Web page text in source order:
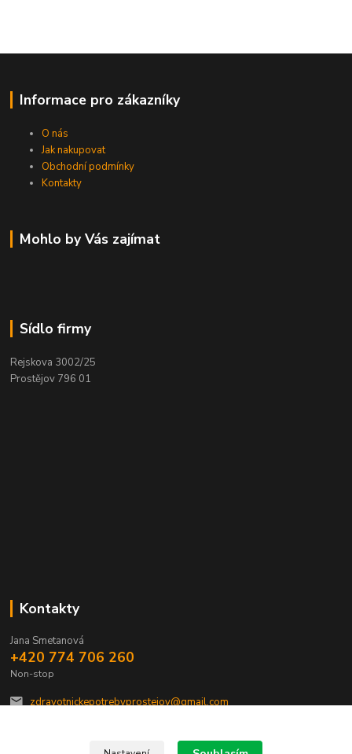
Informace pro zákazníky
O nás
Jak nakupovat
Obchodní podmínky
Kontakty
Mohlo by Vás zajímat
Sídlo firmy
Rejskova 3002/25
Prostějov 796 01
Kontakty
Jana Smetanová
+420 774 706 260
Non-stop
zdravotnickepotrebyprostejov@gmail.com